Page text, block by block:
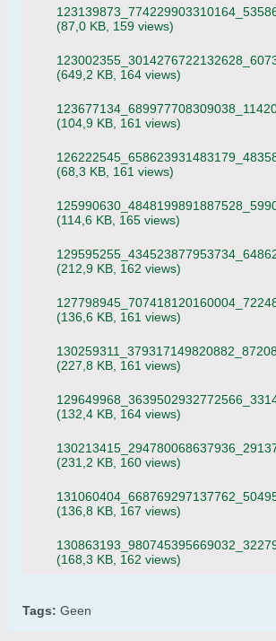
(87,0 KB, 159 views)
(649,2 KB, 164 views)
(104,9 KB, 161 views)
(68,3 KB, 161 views)
(114,6 KB, 165 views)
(212,9 KB, 162 views)
(136,6 KB, 161 views)
(227,8 KB, 161 views)
(132,4 KB, 164 views)
(231,2 KB, 160 views)
(136,8 KB, 167 views)
(168,3 KB, 162 views)
Tags: Geen